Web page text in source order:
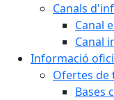
Canals
Canal
Canal
Informació
Ofertes de
Bases